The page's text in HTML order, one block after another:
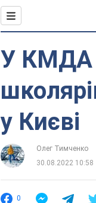
У КМДА
у Києві
Олег Тимченко
30.08.2022 10:58
0